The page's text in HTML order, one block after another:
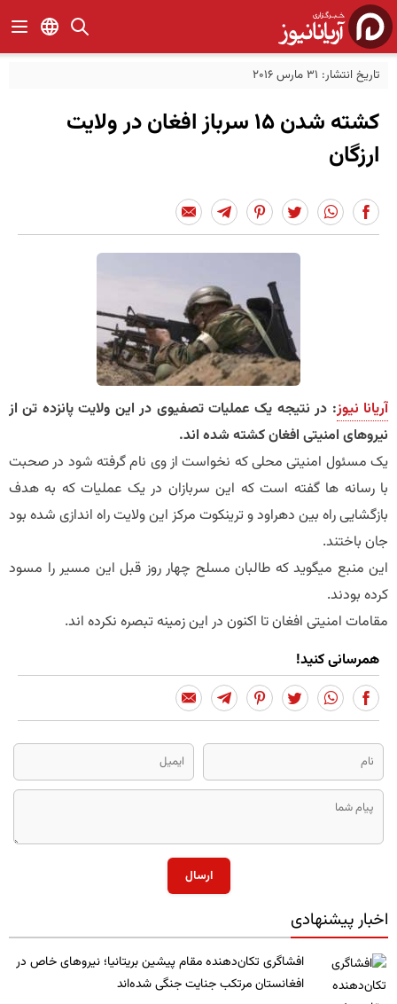
تاریخ انتشار: 31 مارس 2016
کشته شدن ۱۵ سرباز افغان در ولایت
ارزگان
آریانا نیوز: در نتیجه یک عملیات تصفیوی در این ولایت پانزده تن از
نیروهای امنیتی افغان کشته شده اند.
یک مسئول امنیتی محلی که نخواست از وی نام گرفته شود در صحبت
با رسانه ها گفته است که این سربازان در یک عملیات که به هدف
بازگشایی راه بین دهراود و ترینکوت مرکز این ولایت راه اندازی شده بود
جان باختند.
این منبع میگوید که طالبان مسلح چهار روز قبل این مسیر را مسود
کرده بودند.
مقامات امنیتی افغان تا اکنون در این زمینه تبصره نکرده اند.
همرسانی کنید!
ارسال
اخبار پیشنهادی
​افشاگری تکان‌دهنده مقام پیشین بریتانیا؛ نیروهای خاص در
افغانستان مرتکب جنایت جنگی شده‌اند